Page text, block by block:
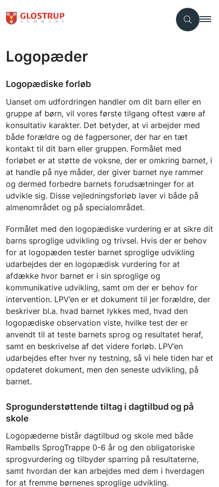
Logopæder
Logopædiske forløb
Uanset om udfordringen handler om dit barn eller en
gruppe af børn, vil vores første tilgang oftest være af
konsultativ karakter. Det betyder, at vi arbejder med
både forældre og de fagpersoner, der har en tæt
kontakt til dit barn eller gruppen. Formålet med
forløbet er at støtte de voksne, der er omkring barnet, i
at handle på nye måder, der giver barnet nye rammer
og dermed forbedre barnets forudsætninger for at
udvikle sig. Disse vejledningsforløb laver vi både på
almenområdet og på specialområdet.
Formålet med den logopædiske vurdering er at sikre dit
barns sproglige udvikling og trivsel. Hvis der er behov
for at logopæden tester barnet sproglige udvikling
udarbejdes der en logopædisk vurdering for at
afdække hvor barnet er i sin sproglige og
kommunikative udvikling, samt om der er behov for
intervention. LPV’en er et dokument til jer forældre, der
beskriver bl.a. hvad barnet lykkes med, hvad den
logopædiske observation viste, hvilke test der er
anvendt til at teste barnets sprog og resultatet heraf,
samt en beskrivelse af det videre forløb. LPV’en
udarbejdes efter hver ny testning, så vi hele tiden har et
opdateret dokument, men den seneste udvikling, på
barnet.
Sprogunderstøttende tiltag i dagtilbud og på
skole
Logopæderne bistår dagtilbud og skole med både
Rambølls SprogTrappe 0-6 år og den obligatoriske
sprogvurdering og tilbyder sparring på resultaterne,
samt hvordan der kan arbejdes med dem i hverdagen
for at fremme børnenes sproglige udvikling.